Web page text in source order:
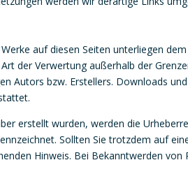
auf diesen Seiten unterliegen
der Verwertung außerhalb der
Autors bzw. Erstellers. Downloads
erstellt wurden, werden die
Sollten Sie trotzdem auf
Hinweis. Bei Bekanntwerden von